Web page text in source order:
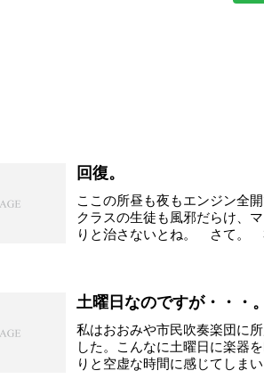
回復。
ここの所昼も夜もエンジン全
クラスの生徒も風邪だらけ、
りと治さないとね。 さて。
土曜日なのですが・・・。
私はおおみや市民吹奏楽団に
した。こんなに土曜日に楽器
りと空虚な時間に感じてしま